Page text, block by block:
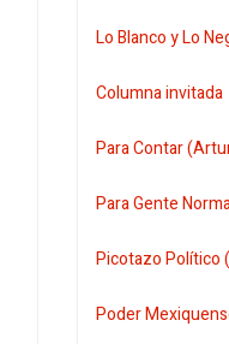
Lo Blanco y Lo
Columna invitada
Para Contar
Para Gente
Picotazo Político
Poder